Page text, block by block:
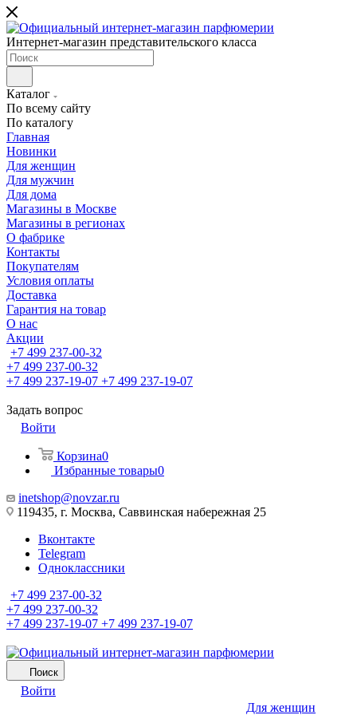
Интернет-магазин представительского класса
Каталог
По всему сайту
По каталогу
Главная
Новинки
Для женщин
Для мужчин
Для дома
Магазины в Москве
Магазины в регионах
О фабрике
Контакты
Покупателям
Условия оплаты
Доставка
Гарантия на товар
О нас
Акции
+7 499 237-00-32
+7 499 237-00-32
+7 499 237-19-07 +7 499 237-19-07
Задать вопрос
Войти
Корзина0
Избранные товары0
inetshop@novzar.ru
119435, г. Москва, Саввинская набережная 25
Вконтакте
Telegram
Одноклассники
+7 499 237-00-32
+7 499 237-00-32
+7 499 237-19-07 +7 499 237-19-07
Поиск
Войти
Для женщин